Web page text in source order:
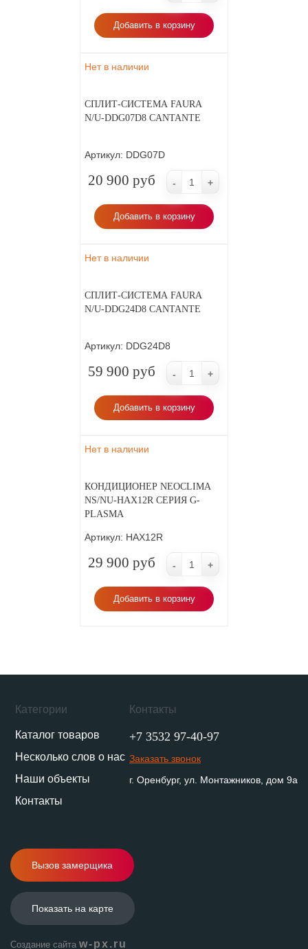
Добавить в корзину
Нет в наличии
СПЛИТ-СИСТЕМА FAURA
N/U-DDG07D8 CANTANTE
Артикул: DDG07D
20 900 руб - +
Добавить в корзину
Нет в наличии
СПЛИТ-СИСТЕМА FAURA
N/U-DDG24D8 CANTANTE
Артикул: DDG24D8
59 900 руб - +
Добавить в корзину
Нет в наличии
КОНДИЦИОНЕР NEOCLIMA
NS/NU-HAX12R СЕРИЯ G-
PLASMA
Артикул: HAX12R
29 900 руб - +
Добавить в корзину
Категории
Каталог товаров
Несколько слов о нас
Наши объекты
Контакты
Контакты
+7 3532 97-40-97
Заказать звонок
г. Оренбург, ул. Монтажников, дом 9а
Вызов замерщика
Показать на карте
Создание сайта w-px.ru